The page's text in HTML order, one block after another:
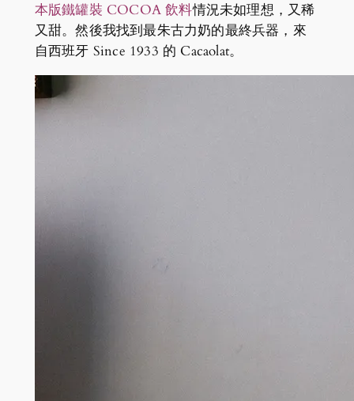
本版鐵罐裝 COCOA 飲料情況未如理想，又稀
又甜。然後我找到最朱古力奶的最終兵器，來
自西班牙 Since 1933 的 Cacaolat。